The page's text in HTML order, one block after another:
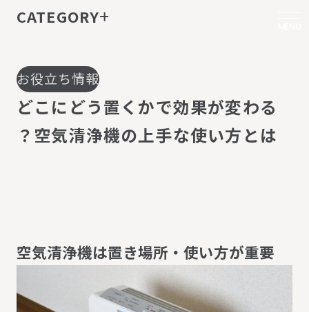
お役立ち情報
どこに どう置 く かで効果が変わる
？ 空気清浄機の上手な使い方 と は
空気清浄機は置き場所 ・ 使い方が重要
CATEGORY